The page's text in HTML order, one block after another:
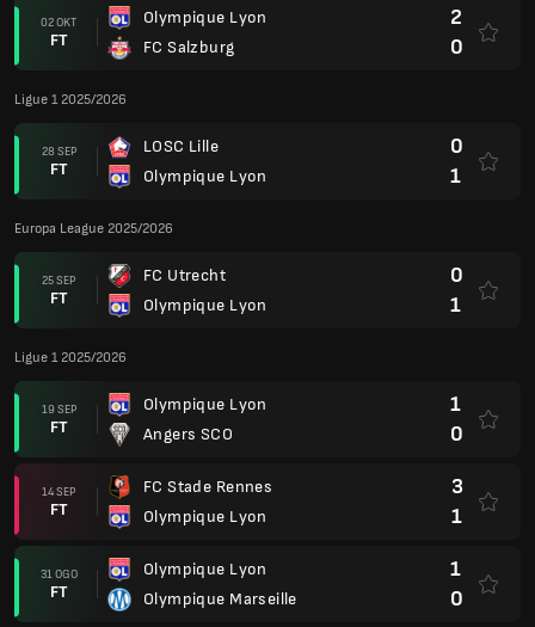
02 OKT
FT
Olympique Lyon
FC Salzburg
2
0
Ligue 1 2025/2026
28 SEP
FT
LOSC Lille
Olympique Lyon
0
1
Europa League 2025/2026
25 SEP
FT
FC Utrecht
Olympique Lyon
0
1
Ligue 1 2025/2026
19 SEP
FT
Olympique Lyon
Angers SCO
1
0
14 SEP
FT
FC Stade Rennes
Olympique Lyon
3
1
31 OGO
FT
Olympique Lyon
Olympique Marseille
1
0